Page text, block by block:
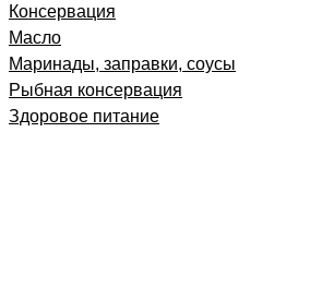
Консервация
Масло
Маринады, заправки, соусы
Рыбная консервация
Здоровое питание